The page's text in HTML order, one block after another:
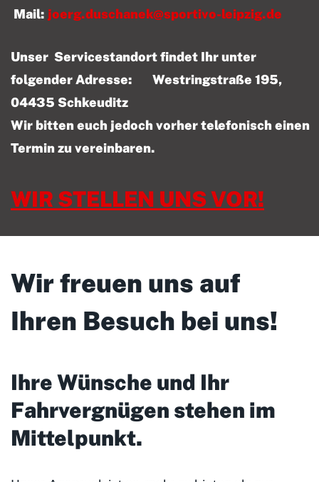
Mail: joerg.duschanek@sportivo-leipzig.de
Unser Servicestandort findet Ihr unter
folgender Adresse: Westringstraße 195,
04435 Schkeuditz
Wir bitten euch jedoch vorher telefonisch einen
Termin zu vereinbaren.
WIR STELLEN UNS VOR!
Wir freuen uns auf
Ihren Besuch bei uns!
Ihre Wünsche und Ihr
Fahrvergnügen stehen im
Mittelpunkt.